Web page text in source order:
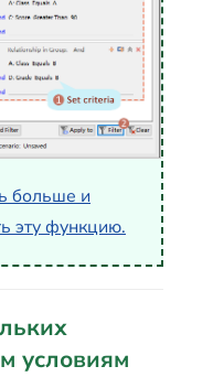
больше и
эту функцию.
условиям